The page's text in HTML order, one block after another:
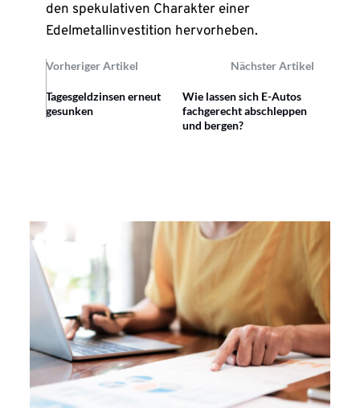
den spekulativen Charakter einer
Edelmetallinvestition hervorheben.
Vorheriger Artikel Nächster Artikel
Tagesgeldzinsen erneut
gesunken
Wie lassen sich E-Autos
fachgerecht abschleppen
und bergen?